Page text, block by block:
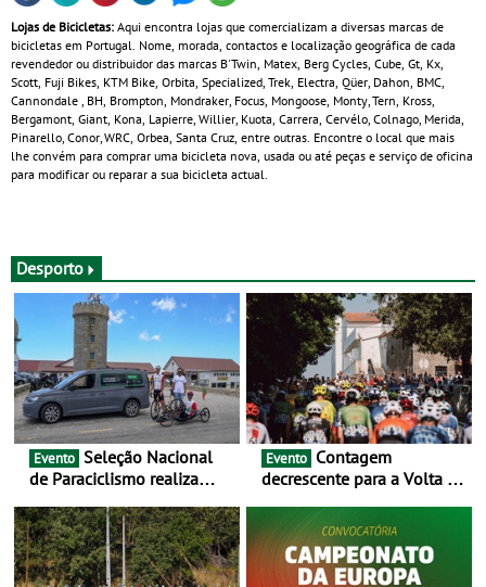
Lojas de Bicicletas: Aqui encontra lojas que comercializam a diversas marcas de
bicicletas em Portugal. Nome, morada, contactos e localização geográfica de cada
revendedor ou distribuidor das marcas B'Twin, Matex, Berg Cycles, Cube, Gt, Kx,
Scott, Fuji Bikes, KTM Bike, Orbita, Specialized, Trek, Electra, Qüer, Dahon, BMC,
Cannondale , BH, Brompton, Mondraker, Focus, Mongoose, Monty, Tern, Kross,
Bergamont, Giant, Kona, Lapierre, Willier, Kuota, Carrera, Cervélo, Colnago, Merida,
Pinarello, Conor, WRC, Orbea, Santa Cruz, entre outras. Encontre o local que mais
lhe convém para comprar uma bicicleta nova, usada ou até peças e serviço de oficina
para modificar ou reparar a sua bicicleta actual.
Desporto
Evento
de Paraciclismo realiza
preparação para o
Campeonato do Mundo
Evento
decrescente para a Volta a
as 17 equipas de 2026